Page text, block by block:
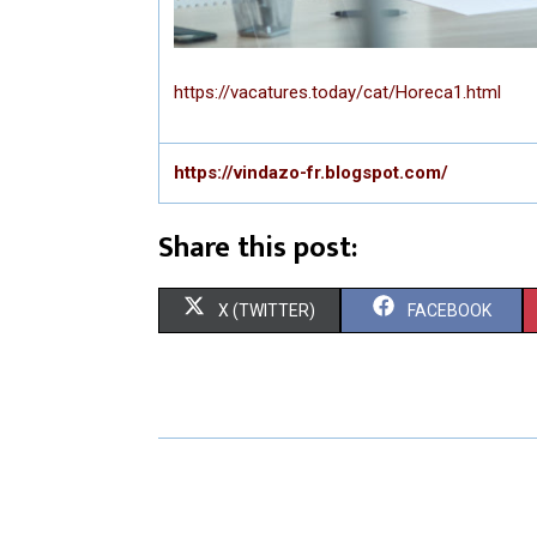
https://vacatures.today/cat/Horeca1.html
https://vindazo-fr.blogspot.com/
Share this post:
S
R
X (TWITTER) S
R
FACEBOOK